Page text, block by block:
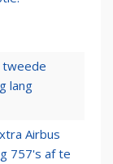
tweede
lang
Airbus
757's af te